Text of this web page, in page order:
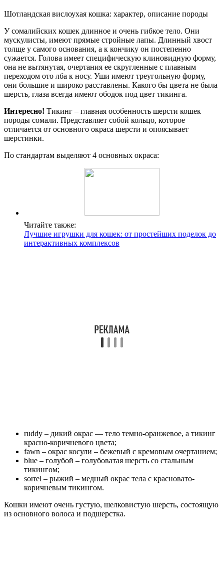
Шотландская вислоухая кошка: характер, описание породы
У сомалийских кошек длинное и очень гибкое тело. Они
мускулисты, имеют прямые стройные лапы. Длинный хвост
толще у самого основания, а к кончику он постепенно
сужается. Голова имеет специфическую клиновидную форму,
она не вытянутая, очертания ее скругленные с плавным
переходом ото лба к носу. Уши имеют треугольную форму,
они большие и широко расставлены. Какого бы цвета не была
шерсть, глаза всегда имеют ободок под цвет тикинга.
Интересно! Тикинг – главная особенность шерсти кошек
породы сомали. Представляет собой кольцо, которое
отличается от основного окраса шерсти и опоясывает
шерстинки.
По стандартам выделяют 4 основных окраса:
Читайте также:
Лучшие игрушки для кошек: от простейших поделок до
интерактивных комплексов
ruddy – дикий окрас — тело темно-оранжевое, а тикинг
красно-коричневого цвета;
fawn – окрас косули – бежевый с кремовым очертанием;
blue – голубой – голубоватая шерсть со стальным
тикингом;
sorrel – рыжий – медный окрас тела с красновато-
коричневым тикингом.
Кошки имеют очень густую, шелковистую шерсть, состоящую
из основного волоса и подшерстка.